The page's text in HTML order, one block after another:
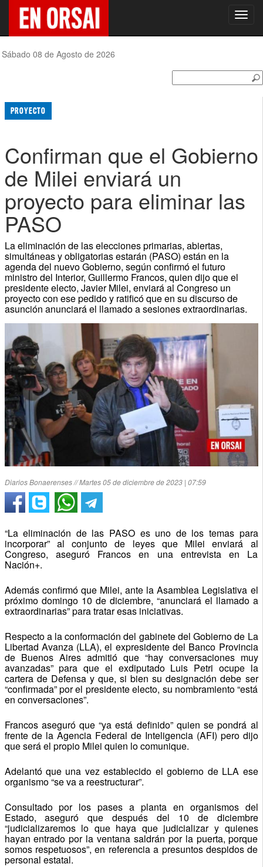
Sábado 08 de Agosto de 2026
PROYECTO
Confirman que el Gobierno
de Milei enviará un
proyecto para eliminar las
PASO
La eliminación de las elecciones primarias, abiertas,
simultáneas y obligatorias estarán (PASO) están en la
agenda del nuevo Gobierno, según confirmó el futuro
ministro del Interior, Guillermo Francos, quien dijo que el
presidente electo, Javier Milei, enviará al Congreso un
proyecto con ese pedido y ratificó que en su discurso de
asunción anunciará el llamado a sesiones extraordinarias.
Diarios Bonaerenses // Martes 05 de diciembre de 2023 | 07:59
“La eliminación de las PASO es uno de los temas para
incorporar” al conjunto de leyes que Milei enviará al
Congreso, aseguró Francos en una entrevista en La
Nación+.
Además confirmó que Milei, ante la Asamblea Legislativa el
próximo domingo 10 de diciembre, “anunciará el llamado a
extraordinarias” para tratar esas iniciativas.
Respecto a la conformación del gabinete del Gobierno de La
Libertad Avanza (LLA), el expresidente del Banco Provincia
de Buenos Aires admitió que “hay conversaciones muy
avanzadas” para que el exdiputado Luis Petri ocupe la
cartera de Defensa y que, si bien su designación debe ser
“confirmada” por el presidente electo, su nombramiento “está
en conversaciones”.
Francos aseguró que “ya está definido” quien se pondrá al
frente de la Agencia Federal de Inteligencia (AFI) pero dijo
que será el propio Milei quien lo comunique.
Adelantó que una vez establecido el gobierno de LLA ese
organismo “se va a reestructurar”.
Consultado por los pases a planta en organismos del
Estado, aseguró que después del 10 de diciembre
“judicializaremos lo que haya que judicializar y quienes
hayan entrado por la ventana saldrán por la puerta, porque
somos respetuosos”, en referencia a presuntos despidos de
personal estatal.